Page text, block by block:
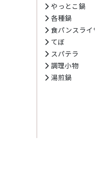
やっとこ鍋
各種鍋
食パンスライ
てぼ
スパテラ
調理小物
湯煎鍋